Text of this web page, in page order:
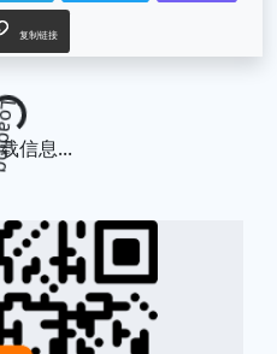
复制链接
信息...